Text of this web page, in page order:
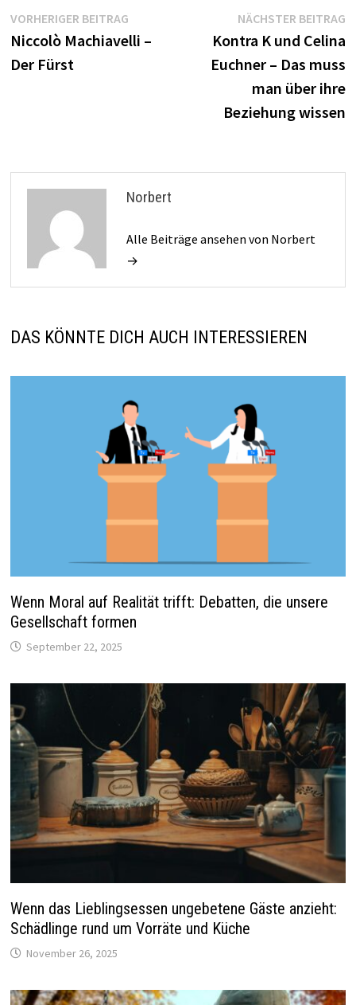
Beitragsnavigation
VORHERIGER BEITRAGVorheriger
Beitrag:
Niccolò Machiavelli –
Der Fürst
NÄCHSTER BEITRAG
Kontra K und Celina
Euchner – Das muss
man über ihre
Beziehung wissen
Norbert
Alle Beiträge ansehen von Norbert
→
DAS KÖNNTE DICH AUCH INTERESSIEREN
Wenn Moral auf Realität trifft: Debatten, die unsere
Gesellschaft formen
September 22, 2025
Wenn das Lieblingsessen ungebetene Gäste anzieht:
Schädlinge rund um Vorräte und Küche
November 26, 2025